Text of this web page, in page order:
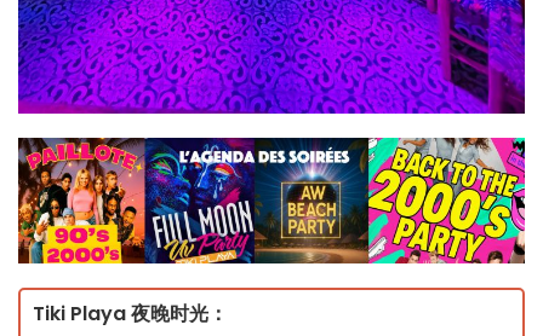
Tiki Playa 夜晚时光：